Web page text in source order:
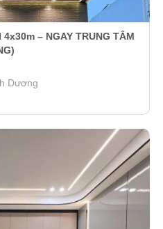
– NGAY TRUNG TÂM
Dương